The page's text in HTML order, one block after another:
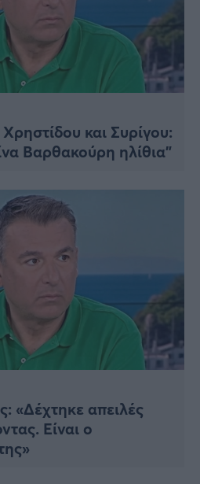
και Συρίγου:
Βαρθακούρη ηλίθια”
«Δέχτηκε απειλές
Είναι ο